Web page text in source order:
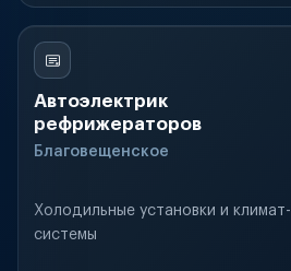
Автоэлектрик
рефрижераторов
Благовещенское
Холодильные установки и климат-
системы